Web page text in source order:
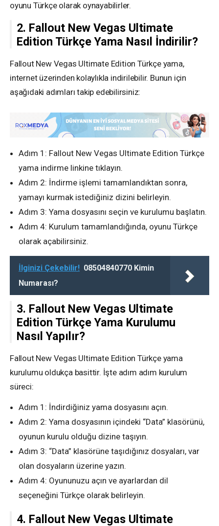
oyunu Türkçe olarak oynayabilirler.
2. Fallout New Vegas Ultimate
Edition Türkçe Yama Nasıl İndirilir?
Fallout New Vegas Ultimate Edition Türkçe yama,
internet üzerinden kolaylıkla indirilebilir. Bunun için
aşağıdaki adımları takip edebilirsiniz:
Adım 1: Fallout New Vegas Ultimate Edition Türkçe
yama indirme linkine tıklayın.
Adım 2: İndirme işlemi tamamlandıktan sonra,
yamayı kurmak istediğiniz dizini belirleyin.
Adım 3: Yama dosyasını seçin ve kurulumu başlatın.
Adım 4: Kurulum tamamlandığında, oyunu Türkçe
olarak açabilirsiniz.
İlginizi Çekebilir! 08504840770 Kimin
Numarası?
3. Fallout New Vegas Ultimate
Edition Türkçe Yama Kurulumu
Nasıl Yapılır?
Fallout New Vegas Ultimate Edition Türkçe yama
kurulumu oldukça basittir. İşte adım adım kurulum
süreci:
Adım 1: İndirdiğiniz yama dosyasını açın.
Adım 2: Yama dosyasının içindeki “Data” klasörünü,
oyunun kurulu olduğu dizine taşıyın.
Adım 3: “Data” klasörüne taşıdığınız dosyaları, var
olan dosyaların üzerine yazın.
Adım 4: Oyununuzu açın ve ayarlardan dil
seçeneğini Türkçe olarak belirleyin.
4. Fallout New Vegas Ultimate